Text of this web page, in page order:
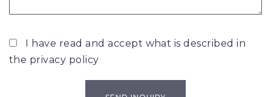
I have read and accept what is described in
the privacy policy